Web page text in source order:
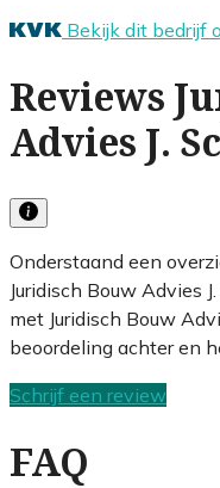
Bekijk dit bedrijf
Reviews
Advies J.
Onderstaand een
Juridisch Bouw Advies
met Juridisch Bouw
beoordeling achter en
Schrijf een review
FAQ